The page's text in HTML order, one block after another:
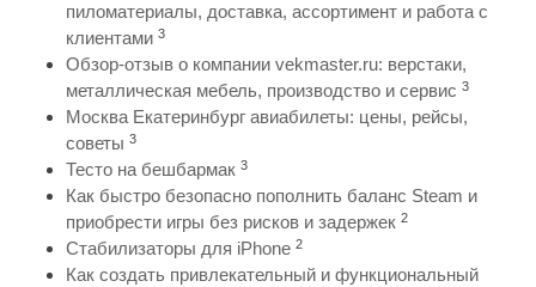
пиломатериалы, доставка, ассортимент и работа с
клиентами 3
Обзор-отзыв о компании vekmaster.ru: верстаки,
металлическая мебель, производство и сервис 3
Москва Екатеринбург авиабилеты: цены, рейсы,
советы 3
Тесто на бешбармак 3
Как быстро безопасно пополнить баланс Steam и
приобрести игры без рисков и задержек 2
Стабилизаторы для iPhone 2
Как создать привлекательный и функциональный